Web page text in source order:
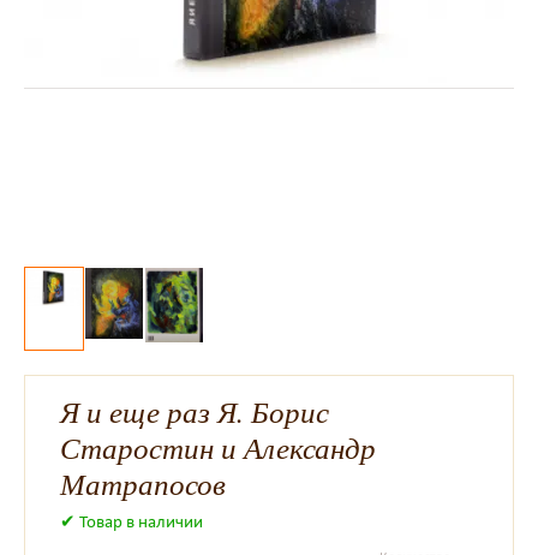
Я и еще раз Я. Борис
Старостин и Александр
Матрапосов
✔ Товар в наличии